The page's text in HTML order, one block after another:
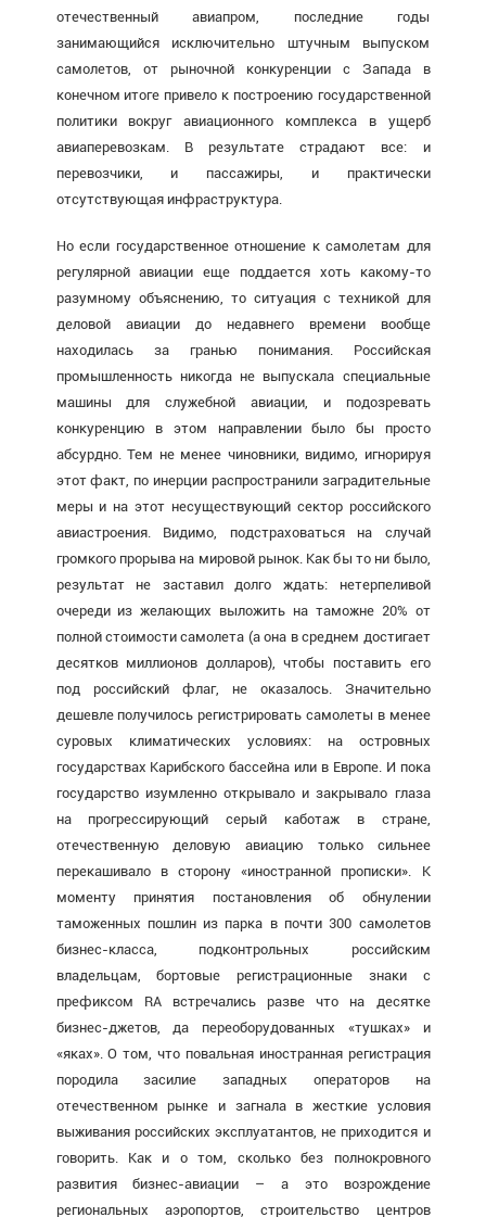
отечественный авиапром, последние годы
занимающийся исключительно штучным выпуском
самолетов, от рыночной конкуренции с Запада в
конечном итоге привело к построению государственной
политики вокруг авиационного комплекса в ущерб
авиаперевозкам. В результате страдают все: и
перевозчики, и пассажиры, и практически
отсутствующая инфраструктура.
Но если государственное отношение к самолетам для
регулярной авиации еще поддается хоть какому-то
разумному объяснению, то ситуация с техникой для
деловой авиации до недавнего времени вообще
находилась за гранью понимания. Российская
промышленность никогда не выпускала специальные
машины для служебной авиации, и подозревать
конкуренцию в этом направлении было бы просто
абсурдно. Тем не менее чиновники, видимо, игнорируя
этот факт, по инерции распространили заградительные
меры и на этот несуществующий сектор российского
авиастроения. Видимо, подстраховаться на случай
громкого прорыва на мировой рынок. Как бы то ни было,
результат не заставил долго ждать: нетерпеливой
очереди из желающих выложить на таможне 20% от
полной стоимости самолета (а она в среднем достигает
десятков миллионов долларов), чтобы поставить его
под российский флаг, не оказалось. Значительно
дешевле получилось регистрировать самолеты в менее
суровых климатических условиях: на островных
государствах Карибского бассейна или в Европе. И пока
государство изумленно открывало и закрывало глаза
на прогрессирующий серый каботаж в стране,
отечественную деловую авиацию только сильнее
перекашивало в сторону «иностранной прописки». К
моменту принятия постановления об обнулении
таможенных пошлин из парка в почти 300 самолетов
бизнес-класса, подконтрольных российским
владельцам, бортовые регистрационные знаки с
префиксом RA встречались разве что на десятке
бизнес-джетов, да переоборудованных «тушках» и
«яках». О том, что повальная иностранная регистрация
породила засилие западных операторов на
отечественном рынке и загнала в жесткие условия
выживания российских эксплуатантов, не приходится и
говорить. Как и о том, сколько без полнокровного
развития бизнес-авиации – а это возрождение
региональных аэропортов, строительство центров